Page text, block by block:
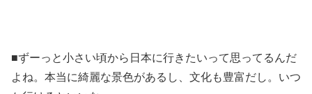
■ずーっと小さい頃から日本に行きたいって思ってるんだ
よね。本当に綺麗な景色があるし、文化も豊富だし。いつ